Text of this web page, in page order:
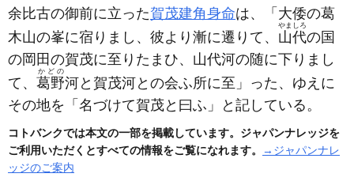
余比古の御前に立った賀茂建角身命は、「大倭の葛
木山の峯に宿りまし、彼より漸に遷りて、 山代
やましろ
の国
の岡田の賀茂に至りたまひ、山代河の随に下りまし
て、 葛野
かどの
河と賀茂河との会ふ所に至」った、ゆえに
その地を「名づけて賀茂と曰ふ」と記している。
コトバンクでは本文の一部を掲載しています。ジャパンナレッジを
ご利用いただくとすべての情報をご覧になれます。
→ジャパンナレ
ッジのご案内